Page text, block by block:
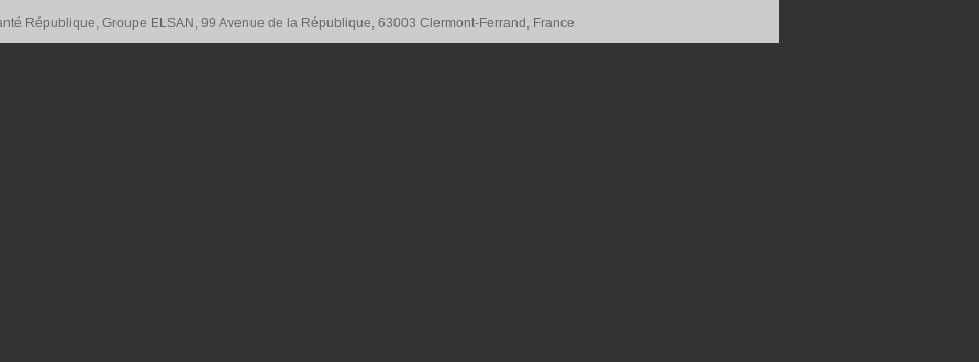
République, Groupe ELSAN, 99 Avenue de la République, 63003 Clermont-Ferrand, France